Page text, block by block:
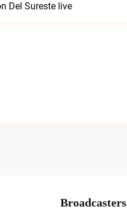
Del Sureste live
Broadcasters